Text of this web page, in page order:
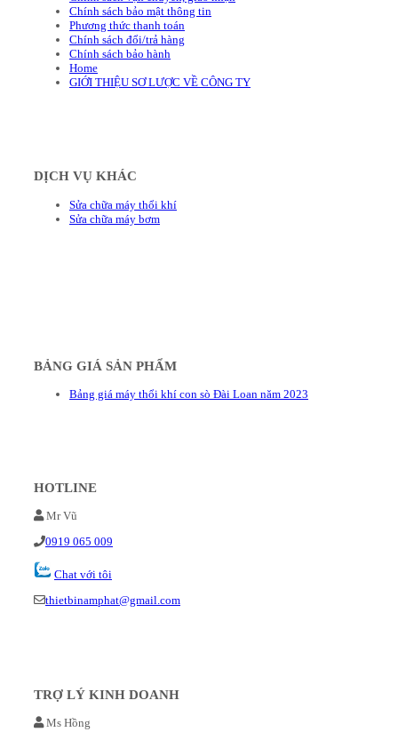
Chính sách bảo mật thông tin
Phương thức thanh toán
Chính sách đổi/trả hàng
Chính sách bảo hành
Home
GIỚI THIỆU SƠ LƯỢC VỀ CÔNG TY
DỊCH VỤ KHÁC
Sửa chữa máy thổi khí
Sửa chữa máy bơm
BẢNG GIÁ SẢN PHẨM
Bảng giá máy thổi khí con sò Đài Loan năm 2023
HOTLINE
Mr Vũ
0919 065 009
Chat với tôi
thietbinamphat@gmail.com
TRỢ LÝ KINH DOANH
Ms Hồng